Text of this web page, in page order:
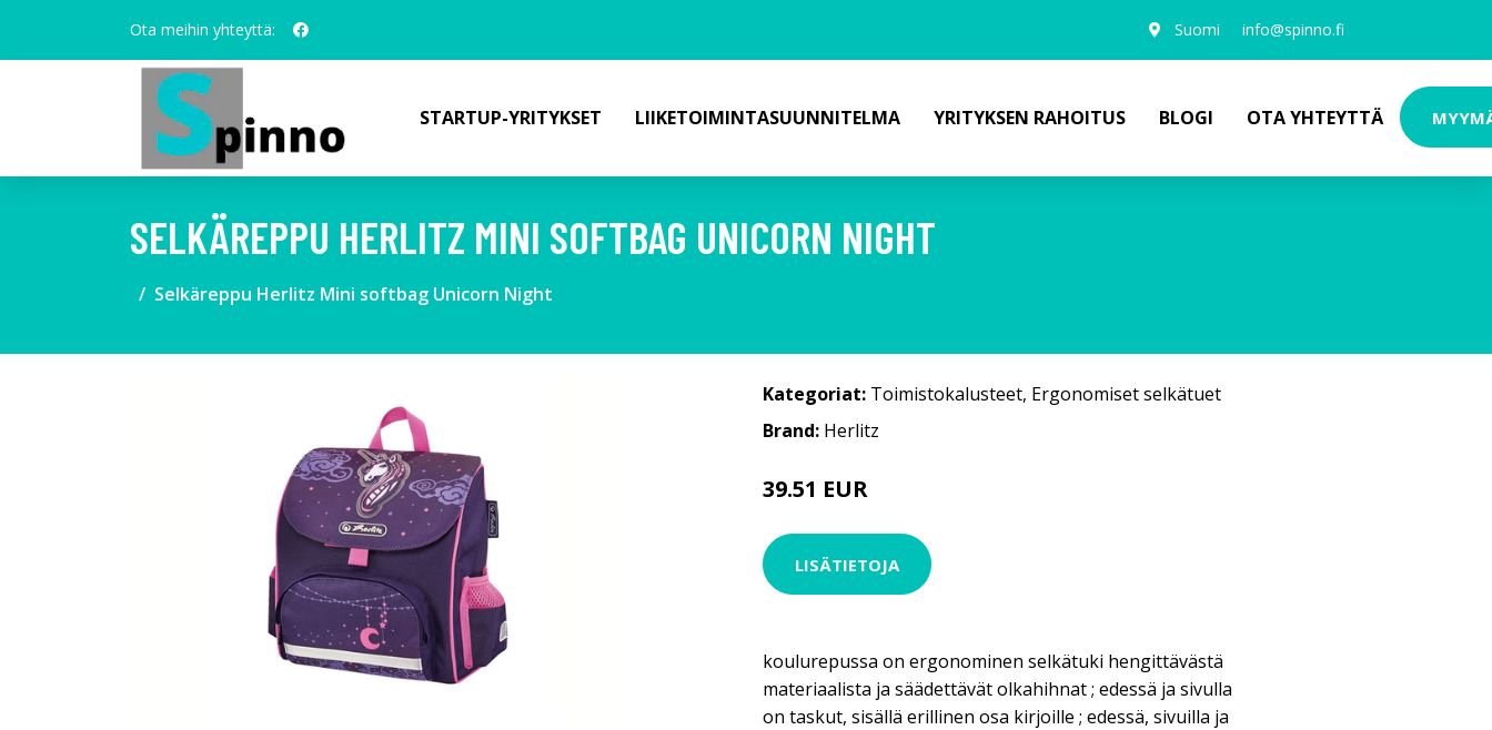
Ota meihin yhteyttä: Suomi info@spinno.fi
STARTUP-YRITYKSET LIIKETOIMINTASUUNNITELMA YRITYKSEN RAHOITUS BLOGI OTA YHTEYTTÄ
SELKÄREPPU HERLITZ MINI SOFTBAG UNICORN NIGHT
Selkäreppu Herlitz Mini softbag Unicorn Night
Kategoriat: Toimistokalusteet, Ergonomiset selkätuet
Brand: Herlitz
39.51 EUR
LISÄTIETOJA
koulurepussa on ergonominen selkätuki hengittävästä
materiaalista ja säädettävät olkahihnat ; edessä ja sivulla
on taskut, sisällä erillinen osa kirjoille ; edessä, sivuilla ja